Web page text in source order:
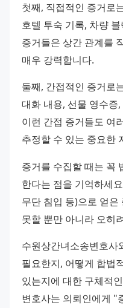
첫째, 직접적인 증거로
호텔 투숙 기록, 차량
증거들은 상간 관계를
매우 강력합니다.
둘째, 간접적인 증거로
대화 내용, 선물 영수증
이런 간접 증거들도 여
추정할 수 있는 중요한
증거를 수집할 때는 꼭
한다는 점을 기억하세
무단 침입 등)으로 얻
못할 뿐만 아니라 오히
수원상간녀소송변호사
필요한지, 어떻게 합법
있는지에 대한 구체적
변호사는 의뢰인에게 "